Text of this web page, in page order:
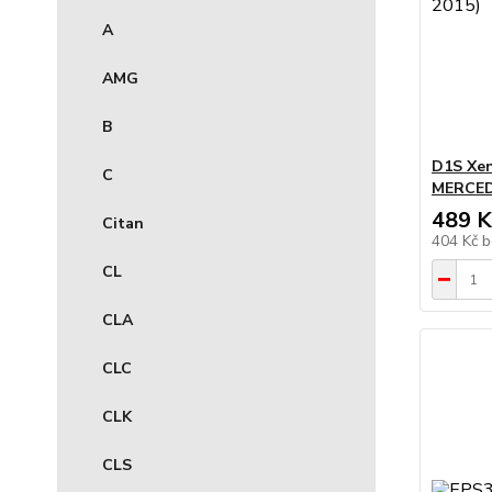
A
AMG
B
C
Citan
CL
CLA
CLC
CLK
CLS
D1S
489
404 Kč